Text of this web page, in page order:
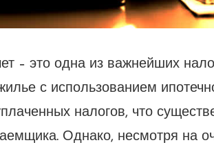
– это одна из важнейших
с использованием
налогов, что
Однако, несмотря на